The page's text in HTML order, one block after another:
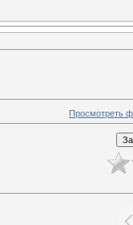
Просмотреть